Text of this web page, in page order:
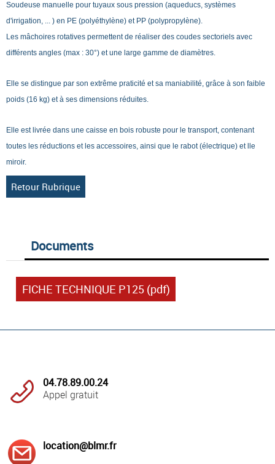
Soudeuse manuelle pour tuyaux sous pression (aqueducs, systèmes
d'irrigation, ... ) en PE (polyéthylène) et PP (polypropylène).
Les mâchoires rotatives permettent de réaliser des coudes sectoriels avec
différents angles (max : 30°) et une large gamme de diamètres.
Elle se distingue par son extrême praticité et sa maniabilité, grâce à son faible
poids (16 kg) et à ses dimensions réduites.
Elle est livrée dans une caisse en bois robuste pour le transport, contenant
toutes les réductions et les accessoires, ainsi que le rabot (électrique) et lle
miroir.
Retour Rubrique
Documents
FICHE TECHNIQUE P125 (pdf)
04.78.89.00.24
Appel gratuit
location@blmr.fr